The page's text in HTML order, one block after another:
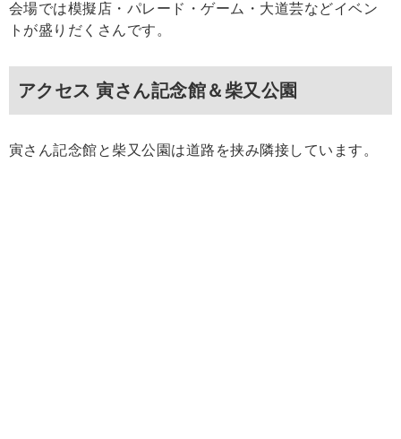
会場では模擬店・パレード・ゲーム・大道芸などイベン
トが盛りだくさんです。
アクセス 寅さん記念館＆柴又公園
寅さん記念館と柴又公園は道路を挟み隣接しています。